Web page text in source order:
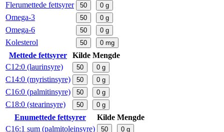
Flerumettede fettsyrer 50 0 g
Omega-3 50 0 g
Omega-6 50 0 g
Kolesterol 50 0 mg
Mettede fettsyrer Kilde Mengde
C12:0 (laurinsyre)
50 0 g
C14:0 (myristinsyre) 50 0 g
C16:0 (palmitinsyre) 50 0 g
C18:0 (stearinsyre) 50 0 g
Enumettede fettsyrer Kilde Mengde
C16:1 sum (palmitoleinsyre)
50 0 g